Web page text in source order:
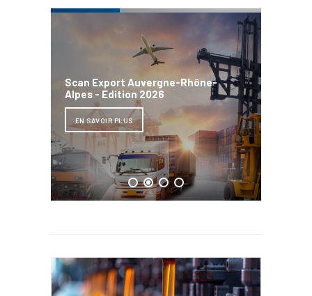
Scan Export Auvergne-Rhône-
Alpes - Edition 2026
EN SAVOIR PLUS